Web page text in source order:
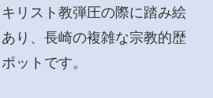
リスト教弾圧の際に踏み絵
り、長崎の複雑な宗教的歴
ットです。